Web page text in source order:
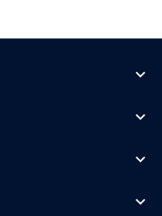
expand_more
expand_more
expand_more
expand_more